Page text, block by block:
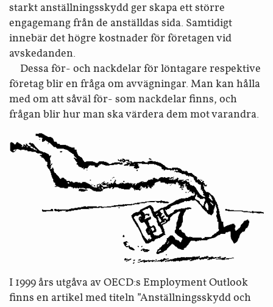
starkt anställnings­skydd ger skapa ett större
engagemang från de anställdas sida. Samtidigt
innebär det högre kostnader för företagen vid
avskedanden.
Dessa för- och nackdelar för löntagare respektive
företag blir en fråga om avvägningar. Man kan hålla
med om att såväl för- som nackdelar finns, och
frågan blir hur man ska värdera dem mot varandra.
I 1999 års utgåva av OECD:s Employment Outlook
finns en artikel med titeln ”Anställnings­skydd och